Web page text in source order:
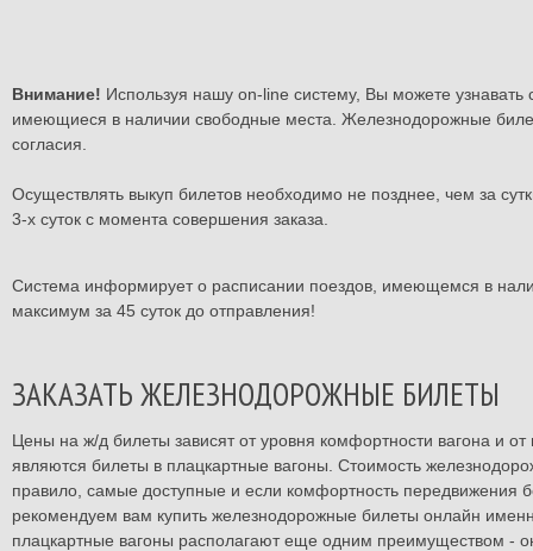
Внимание! Используя нашу on-line систему, Вы можете узнавать
имеющиеся в наличии свободные места. Железнодорожные
согласия.
Осуществлять выкуп билетов необходимо не позднее, чем за
3-х суток с момента совершения заказа.
Система информирует о расписании поездов, имеющемся в
максимум за 45 суток до отправления!
ЗАКАЗАТЬ ЖЕЛЕЗНОДОРОЖНЫЕ БИЛЕТЫ
Цены на ж/д билеты зависят от уровня комфортности вагона и
являются билеты в плацкартные вагоны. Стоимость
правило, самые доступные и если комфортность передвижения
рекомендуем вам купить железнодорожные билеты онлайн
плацкартные вагоны располагают еще одним преимуществом -